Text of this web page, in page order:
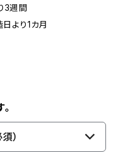
3週間
日より1カ月
）